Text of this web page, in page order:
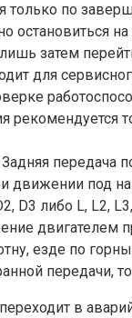
только по
остановиться
затем
для
рекомендуется
движении под
D3 либо L, L2,
езде по
передачи,
в